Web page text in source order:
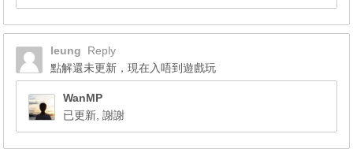
leung
Reply
點解還未更新，現在入唔到遊戲玩
WanMP
已更新, 謝謝